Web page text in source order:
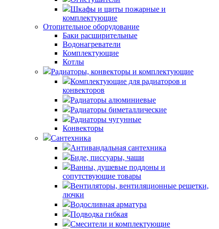
Шкафы и щиты пожарные и
комплектующие
Отопительное оборудование
Баки расширительные
Водонагреватели
Комплектующие
Котлы
Радиаторы, конвекторы и комплектующие
Комплектующие для радиаторов и
конвекторов
Радиаторы алюминиевые
Радиаторы биметаллические
Радиаторы чугунные
Конвекторы
Сантехника
Антивандальная сантехника
Биде, писсуары, чаши
Ванны, душевые поддоны и
сопутствующие товары
Вентиляторы, вентиляционные решетки,
лючки
Водосливная арматура
Подводка гибкая
Смесители и комплектующие